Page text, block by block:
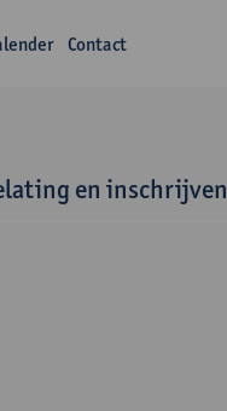
Contact
en inschrijven